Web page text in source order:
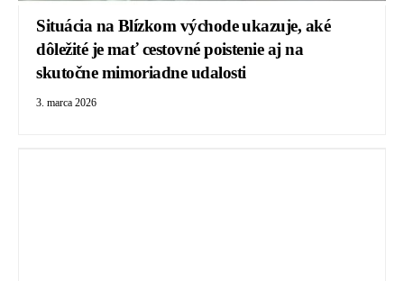
Situácia na Blízkom východe ukazuje, aké
dôležité je mať cestovné poistenie aj na
skutočne mimoriadne udalosti
3. marca 2026